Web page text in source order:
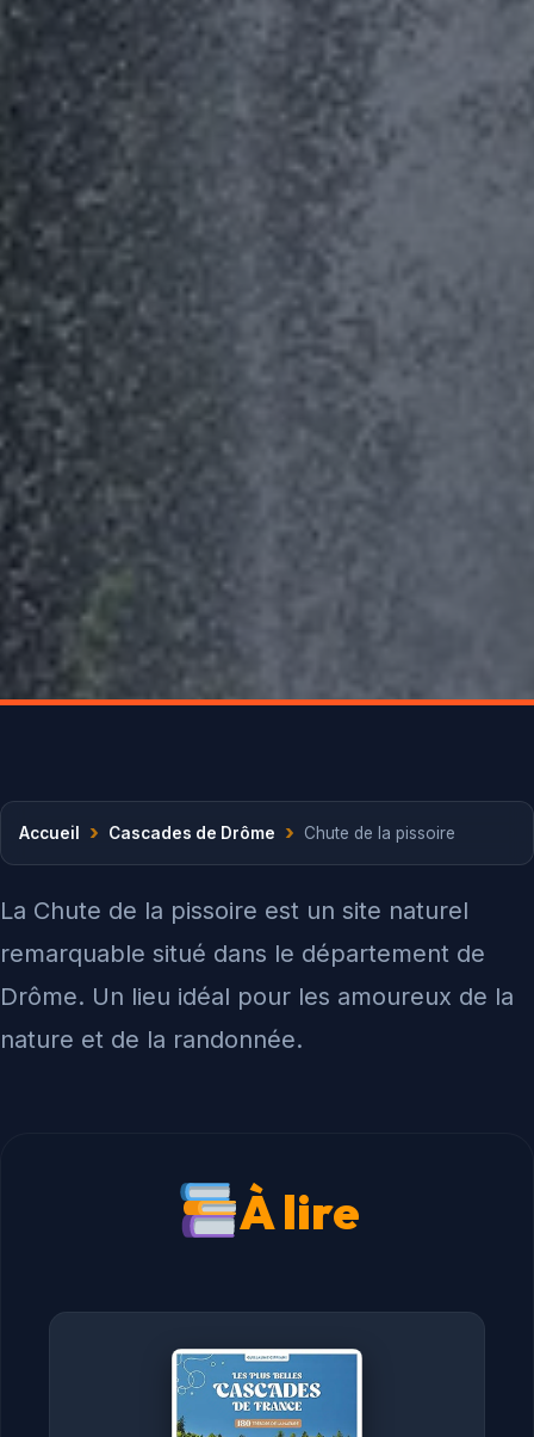
Accueil › Cascades de Drôme › Chute de la pissoire
La Chute de la pissoire est un site naturel
remarquable situé dans le département de
Drôme. Un lieu idéal pour les amoureux de la
nature et de la randonnée.
À lire